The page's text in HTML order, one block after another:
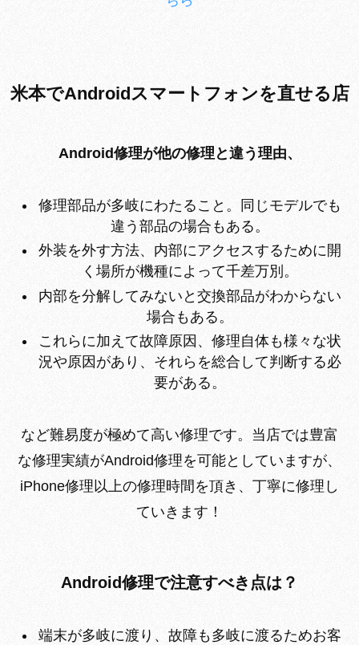
米本でAndroidスマートフォンを直せる店
Android修理が他の修理と違う理由、
修理部品が多岐にわたること。同じモデルでも
違う部品の場合もある。
外装を外す方法、内部にアクセスするために開
く場所が機種によって千差万別。
内部を分解してみないと交換部品がわからない
場合もある。
これらに加えて故障原因、修理自体も様々な状
況や原因があり、それらを総合して判断する必
要がある。
など難易度が極めて高い修理です。当店では豊富
な修理実績がAndroid修理を可能としていますが、
iPhone修理以上の修理時間を頂き、 丁寧に修理し
ていきます ！
Android修理で注意すべき点は？
端末が多岐に渡り、故障も多岐に渡るためお客